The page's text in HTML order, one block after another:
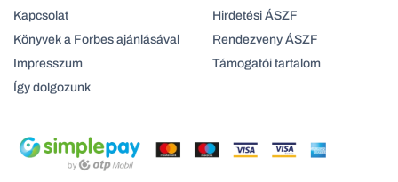
Kapcsolat
Könyvek a Forbes ajánlásával
Impresszum
Így dolgozunk
Hirdetési ÁSZF
Rendezveny ÁSZF
Támogatói tartalom